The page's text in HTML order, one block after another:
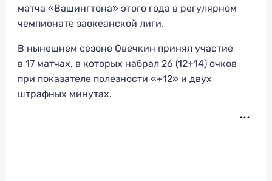
матча «Вашингтона» этого года в регулярном
чемпионате заокеанской лиги.
В нынешнем сезоне Овечкин принял участие
в 17 матчах, в которых набрал 26 (12+14) очков
при показателе полезности «+12» и двух
штрафных минутах.